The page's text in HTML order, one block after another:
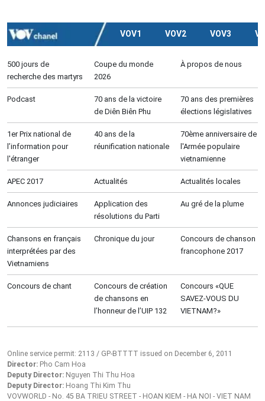
VOV1 VOV2 VOV3
500 jours de
recherche des martyrs
Coupe du monde
2026
À propos de nous
Podcast
70 ans de la victoire
de Diên Biên Phu
70 ans des premières
élections législatives
1er Prix national de
l’information pour
l'étranger
40 ans de la
réunification nationale
70ème anniversaire de
l'Armée populaire
vietnamienne
APEC 2017 Actualités Actualités locales
Annonces judiciaires
Application des
résolutions du Parti
Au gré de la plume
Chansons en français
interprétées par des
Vietnamiens
Chronique du jour
Concours de chanson
francophone 2017
Concours de chant
Concours de création
de chansons en
l’honneur de l’UIP 132
Concours «QUE
SAVEZ-VOUS DU
VIETNAM?»
Online service permit: 2113 / GP-BTTTT issued on December 6, 2011
Director: Pho Cam Hoa
Deputy Director: Nguyen Thi Thu Hoa
Deputy Director: Hoang Thi Kim Thu
VOVWORLD - No. 45 BA TRIEU STREET - HOAN KIEM - HA NOI - VIET NAM